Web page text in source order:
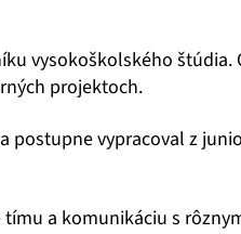
vysokoškolského
projektoch.
vypracoval z
a komunikáciu s